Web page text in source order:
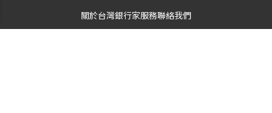
關於台灣銀行家服務聯絡我們